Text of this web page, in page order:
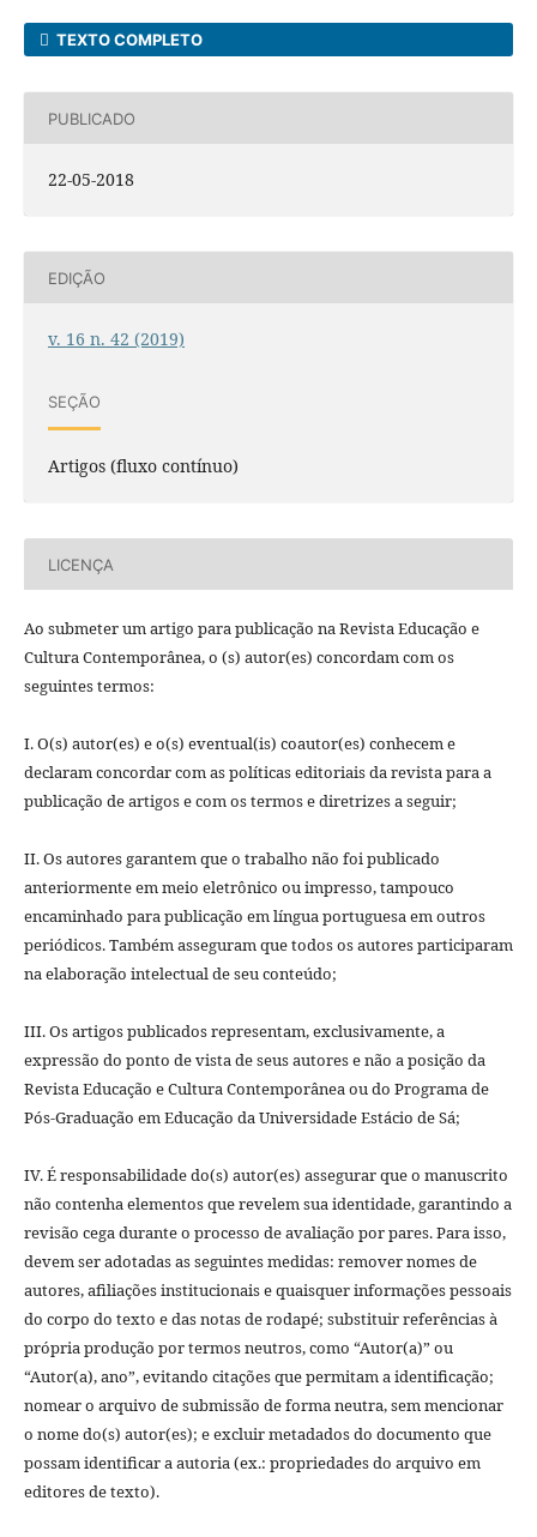
TEXTO COMPLETO
PUBLICADO
22-05-2018
EDIÇÃO
v. 16 n. 42 (2019)
SEÇÃO
Artigos (fluxo contínuo)
LICENÇA
Ao submeter um artigo para publicação na Revista Educação e
Cultura Contemporânea, o (s) autor(es) concordam com os
seguintes termos:
I. O(s) autor(es) e o(s) eventual(is) coautor(es) conhecem e
declaram concordar com as políticas editoriais da revista para a
publicação de artigos e com os termos e diretrizes a seguir;
II. Os autores garantem que o trabalho não foi publicado
anteriormente em meio eletrônico ou impresso, tampouco
encaminhado para publicação em lí­ngua portuguesa em outros
periódicos. Também asseguram que todos os autores participaram
na elaboração intelectual de seu conteúdo;
III. Os artigos publicados representam, exclusivamente, a
expressão do ponto de vista de seus autores e não a posição da
Revista Educação e Cultura Contemporânea ou do Programa de
Pós-Graduação em Educação da Universidade Estácio de Sá;
IV. É responsabilidade do(s) autor(es) assegurar que o manuscrito
não contenha elementos que revelem sua identidade, garantindo a
revisão cega durante o processo de avaliação por pares. Para isso,
devem ser adotadas as seguintes medidas: remover nomes de
autores, afiliações institucionais e quaisquer informações pessoais
do corpo do texto e das notas de rodapé; substituir referências à
própria produção por termos neutros, como “Autor(a)” ou
“Autor(a), ano”, evitando citações que permitam a identificação;
nomear o arquivo de submissão de forma neutra, sem mencionar
o nome do(s) autor(es); e excluir metadados do documento que
possam identificar a autoria (ex.: propriedades do arquivo em
editores de texto).